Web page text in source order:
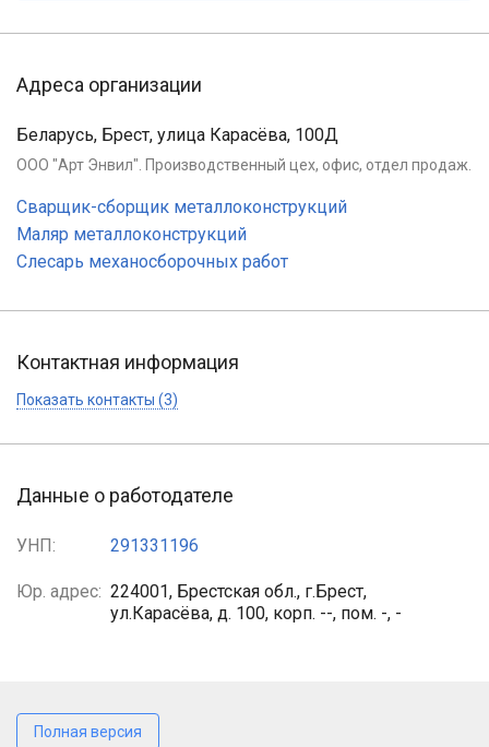
Адреса организации
Беларусь, Брест, улица Карасёва, 100Д
ООО "Арт Энвил". Производственный цех, офис, отдел продаж.
Сварщик-сборщик металлоконструкций
Маляр металлоконструкций
Слесарь механосборочных работ
Контактная информация
Показать контакты (3)
Данные о работодателе
УНП: 291331196
Юр. адрес: 224001, Брестская обл., г.Брест,
ул.Карасёва, д. 100, корп. --, пом. -, -
Полная версия